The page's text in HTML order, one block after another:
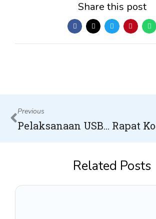
Share this post
Prev
Previous
Pelaksanaan USBK SMKS Gunajaya Berjalan Lancar
Related Posts